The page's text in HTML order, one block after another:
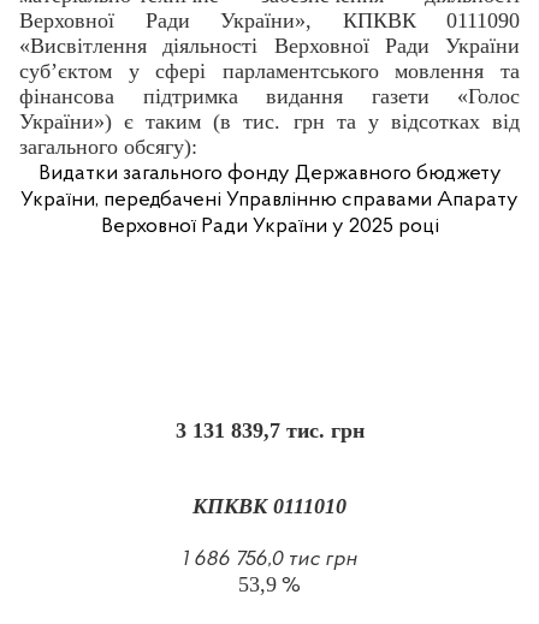
Верховної Ради України», КПКВК 0111090
«Висвітлення діяльності Верховної Ради України
суб’єктом у сфері парламентського мовлення та
фінансова підтримка видання газети «Голос
України») є таким (в тис. грн та у відсотках від
загального обсягу):
Видатки загального фонду Державного бюджету
України, передбачені Управлінню справами Апарату
Верховної Ради України у 2025 році
3 131 839,7 тис. грн
КПКВК 0111010
1 686 756,0 тис грн
53,9 %